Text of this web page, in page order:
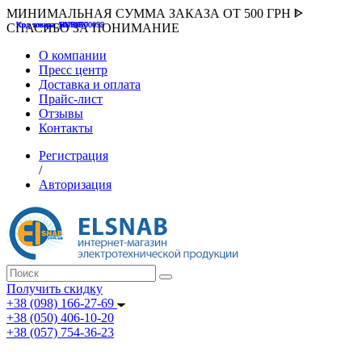
МИНИМАЛЬНАЯ СУММА ЗАКАЗА ОТ 500 ГРН ᐈ
СПАСИБО ЗА ПОНИМАНИЕ
О компании
Пресс центр
Доставка и оплата
Прайс-лист
Отзывы
Контакты
Регистрация
/
Авторизация
Получить скидку
+38 (098) 166-27-69
+38 (050) 406-10-20
+38 (057) 754-36-23
Код товара :507000
Код товара :HUK-K00058
Код товара :Т075177
Код товара :pnsv12
Код товара :HUK-K00072